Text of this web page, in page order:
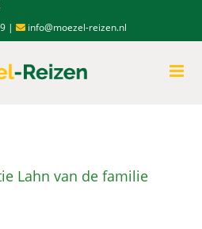
| info@moezel-reizen.nl
Lahn van de familie